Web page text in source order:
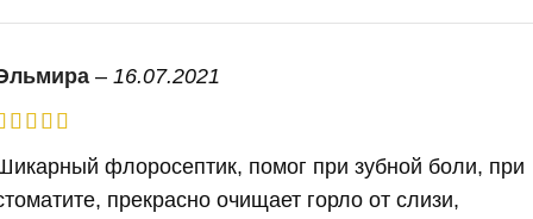
– 16.07.2021
флоросептик, помог при зубной боли, при
прекрасно очищает горло от слизи,